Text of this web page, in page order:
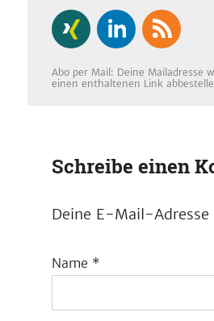
Abo per Mail: Deine Mailadresse
einen enthaltenen Link
Schreibe einen
Deine E-Mail-
Name *